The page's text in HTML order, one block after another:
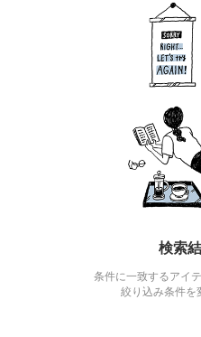
検索
条件に一致するアイ
絞り込み条件を